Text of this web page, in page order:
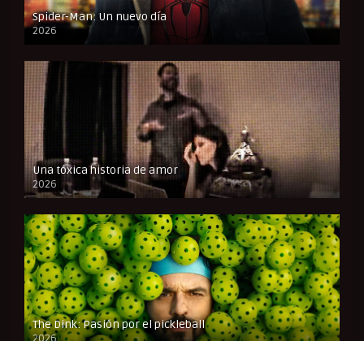
Spider-Man: Un nuevo día
2026
CAM
Una tóxica historia de amor
2026
FULL HD
The Dink: Pasión por el pickleball
2026